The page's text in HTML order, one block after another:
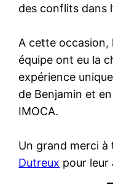
des conflits dans
A cette occasion,
équipe ont eu la
expérience
de Benjamin et
IMOCA.
Un grand merci à
Dutreux pour leur